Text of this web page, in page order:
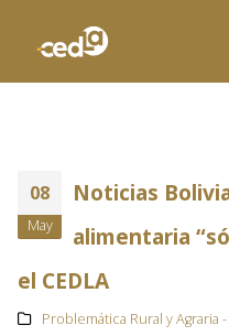
08
May
Noticias
alimentaria
el CEDLA
Problemática Rural y Agraria -